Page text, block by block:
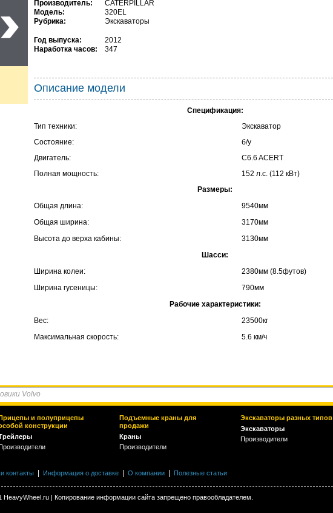
Производитель:
CATERPILLAR
Модель:
320EL
Рубрика:
Экскаваторы
Год выпуска:
2012
Наработка часов:
347
Описание модели
Спецификация:
Тип техники:
Экскаватор
Состояние:
б/у
Двигатель:
C6.6 ACERT
Полная мощность:
152 л.с. (112 кВт)
Размеры:
Общая длина:
9540мм
Общая ширина:
3170мм
Высота до верха кабины:
3130мм
Шасси:
Ширина колеи:
2380мм (8.5футов)
Ширина гусеницы:
790мм
Рабочие характеристики:
Вес:
23500кг
Максимальная скорость:
5.6 км/ч
и полуприцепы
конструкции
Подъемные краны для
продажи
Краны
Производители
Экскаваторы разных типов
Экскаваторы
Производители
контакты Информация о доставке О компании Полезные статьи
HeavyWheel.ru | Копирование информации сайта запрещено правообладателем.